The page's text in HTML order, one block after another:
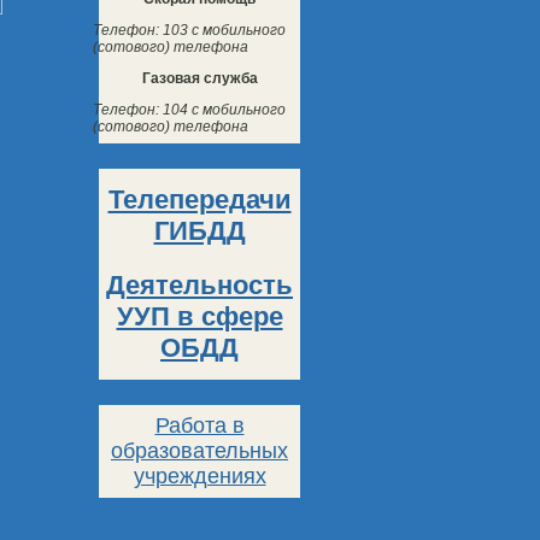
Телефон: 103 с мобильного
(сотового) телефона
Газовая служба
Телефон: 104 с мобильного
(сотового) телефона
Телепередачи
ГИБДД
Деятельность
УУП в сфере
ОБДД
Работа в
образовательных
учреждениях